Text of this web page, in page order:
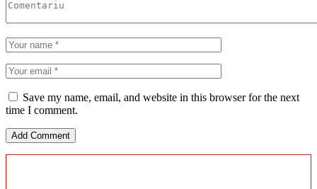
Save my name, email, and website in this browser for the next
time I comment.